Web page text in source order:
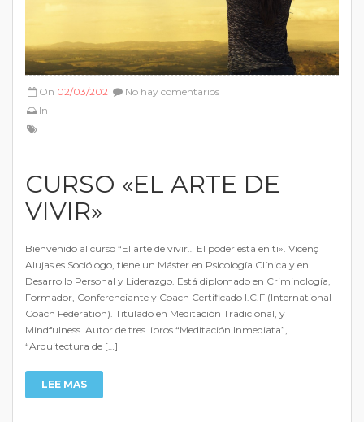
On 02/03/2021
In
No hay comentarios
CURSO «EL ARTE DE
VIVIR»
Bienvenido al curso “El arte de vivir… El poder está en ti». Vicenç
Alujas es Sociólogo, tiene un Máster en Psicología Clínica y en
Desarrollo Personal y Liderazgo. Está diplomado en Criminología,
Formador, Conferenciante y Coach Certificado I.C.F (International
Coach Federation). Titulado en Meditación Tradicional, y
Mindfulness. Autor de tres libros “Meditación Inmediata”,
“Arquitectura de […]
LEE MAS